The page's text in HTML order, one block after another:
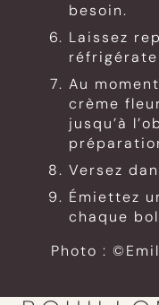
besoin.
Laissez
Au
crème
jusqu’à
Versez
Émiettez
chaque
Photo :